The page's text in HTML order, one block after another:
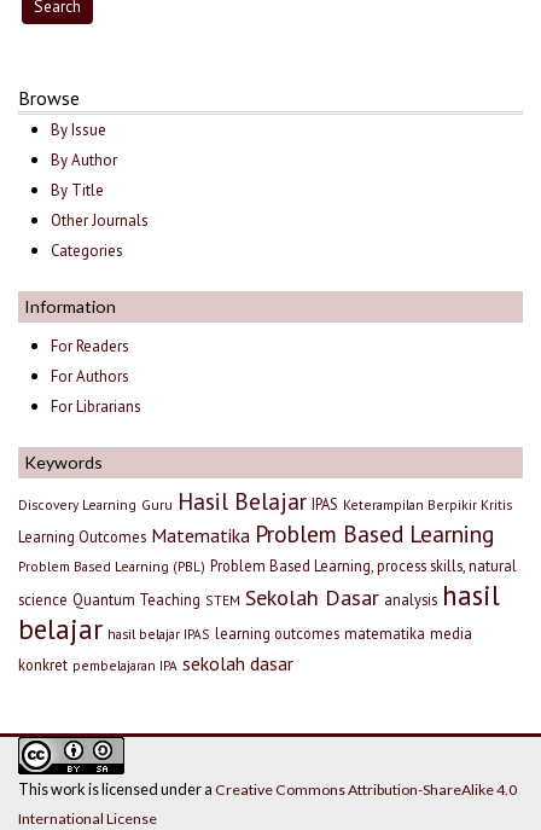
Browse
By Issue
By Author
By Title
Other Journals
Categories
Information
For Readers
For Authors
For Librarians
Keywords
Discovery Learning Guru Hasil Belajar IPAS Keterampilan Berpikir Kritis
Learning Outcomes Matematika Problem Based Learning
Problem Based Learning (PBL) Problem Based Learning, process skills, natural
science Quantum Teaching STEM Sekolah Dasar analysis hasil
belajar hasil belajar IPAS learning outcomes matematika media
konkret pembelajaran IPA sekolah dasar
This work is licensed under a Creative Commons Attribution-ShareAlike 4.0
International License